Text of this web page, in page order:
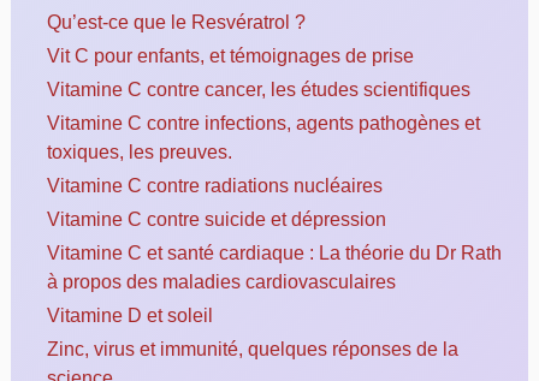
Qu’est-ce que le Resvératrol ?
Vit C pour enfants, et témoignages de prise
Vitamine C contre cancer, les études scientifiques
Vitamine C contre infections, agents pathogènes et
toxiques, les preuves.
Vitamine C contre radiations nucléaires
Vitamine C contre suicide et dépression
Vitamine C et santé cardiaque : La théorie du Dr Rath
à propos des maladies cardiovasculaires
Vitamine D et soleil
Zinc, virus et immunité, quelques réponses de la